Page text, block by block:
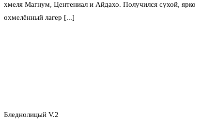
хмеля Магнум, Центениал и Айдахо. Получился сухой, ярко
охмелённый лагер [...]
Бледнолицый V.2